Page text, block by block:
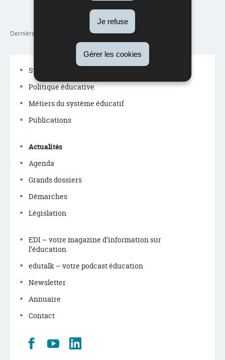
Je refuse
Gérer les cookies
Dernière mise à jour 20/03/2024
Menu
de
navigation
Système éducatif
Politique éducative
Métiers du système éducatif
Publications
Actualités
Agenda
Grands dossiers
Démarches
Législation
EDI – votre magazine d’information sur
l’éducation
edutalk – votre podcast éducation
Newsletter
Annuaire
Contact
Retrouvez
nous
Youtube